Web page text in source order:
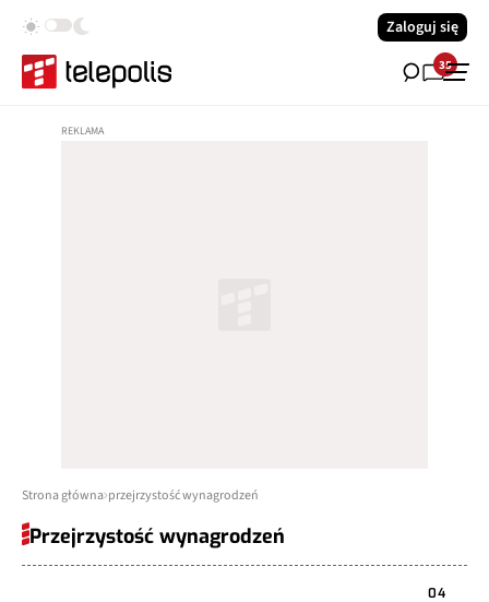
Zaloguj się
35
Strona główna przejrzystość wynagrodzeń
Przejrzystość wynagrodzeń
04